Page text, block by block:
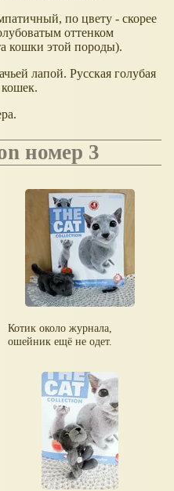
по цвету - скорее
оттенком
кошки этой породы).
лапой. Русская голубая
номер 3
Котик около журнала,
ошейник ещё не одет.